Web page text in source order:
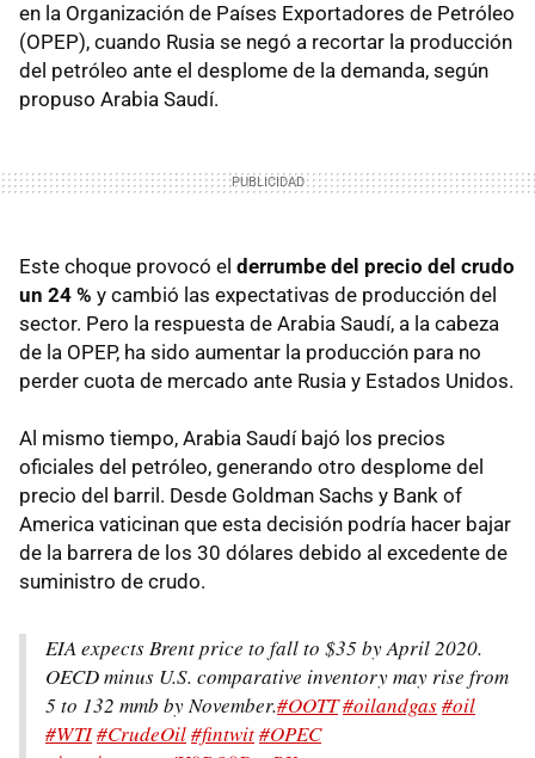
en la Organización de Países Exportadores de Petróleo
(OPEP), cuando Rusia se negó a recortar la producción
del petróleo ante el desplome de la demanda, según
propuso Arabia Saudí.
Este choque provocó el derrumbe del precio del crudo
un 24 % y cambió las expectativas de producción del
sector. Pero la respuesta de Arabia Saudí, a la cabeza
de la OPEP, ha sido aumentar la producción para no
perder cuota de mercado ante Rusia y Estados Unidos.
Al mismo tiempo, Arabia Saudí bajó los precios
oficiales del petróleo, generando otro desplome del
precio del barril. Desde Goldman Sachs y Bank of
America vaticinan que esta decisión podría hacer bajar
de la barrera de los 30 dólares debido al excedente de
suministro de crudo.
EIA expects Brent price to fall to $35 by April 2020.
OECD minus U.S. comparative inventory may rise from
5 to 132 mmb by November.#OOTT#oilandgas#oil
#WTI#CrudeOil#fintwit#OPEC